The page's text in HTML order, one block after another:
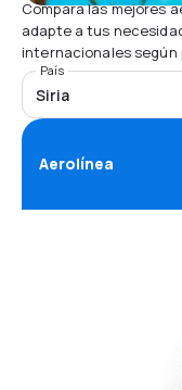
Compara las mejores
adapte a tus
internacionales según
País
Siria
Aerolínea